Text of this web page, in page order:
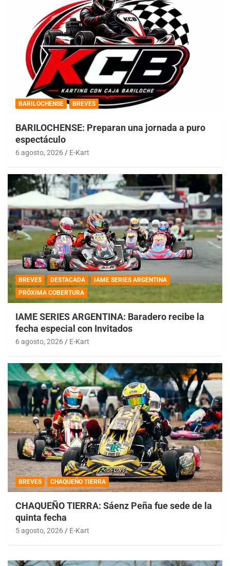
BARILOCHENSE BREVES
BARILOCHENSE: Preparan una jornada a puro
espectáculo
6 agosto, 2026 E-Kart
BREVES DESTACADA
IAME SERIES ARGENTINA
PRÓXIMA COBERTURA
IAME SERIES ARGENTINA: Baradero recibe la
fecha especial con Invitados
6 agosto, 2026 E-Kart
BREVES CHAQUEÑO TIERRA
CHAQUEÑO TIERRA: Sáenz Peña fue sede de la
quinta fecha
5 agosto, 2026 E-Kart